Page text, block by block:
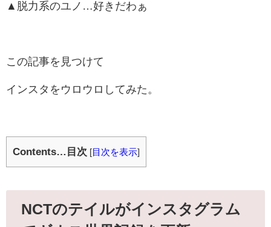
▲脱力系のユノ…好きだわぁ
この記事を見つけて
インスタをウロウロしてみた。
Contents…目次 [ 目次を表示]
NCTのテイルがインスタグラム